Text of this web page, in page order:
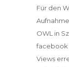
Für den
OWL in
facebook
Views